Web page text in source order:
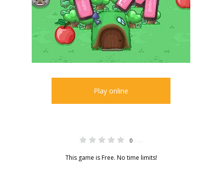
Play online
0
This game is Free. No time limits!